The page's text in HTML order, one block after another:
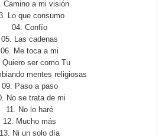
Camino a mi visión
Lo que consumo
04. Confío
05. Las cadenas
06. Me toca a mi
Quiero ser como Tu
mentes religiosas
09. Paso a paso
No se trata de mi
11. No lo haré
12. Mucho más
13. Ni un solo día